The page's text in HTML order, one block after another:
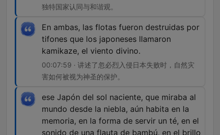
独特国家认同与和谐观。
En ambas, las flotas fueron destruidas por
tifones que los japoneses llamaron
kamikaze, el viento divino.
00:07:59 · 讲述了忽必烈入侵日本失败时，自然灾
害如何被视为神圣的保护。
ese Japón del sol naciente, que miraba al
mundo desde la niebla, aún habita en la
memoria, en la forma de servir un té, en el
sonido de una flauta de bambú, en el brillo